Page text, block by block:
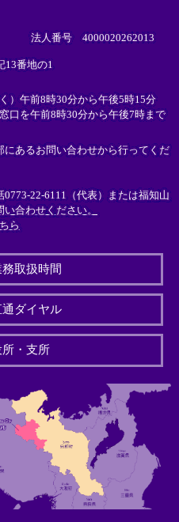
法人番号 4000020262013
番地の1
）午前8時30分から午後5時15分
口を午前8時30分から午後7時まで
あるお問い合わせから行ってくだ
22-6111（代表）または福知山
合わせください。
ら
取扱時間
ダイヤル
・支所